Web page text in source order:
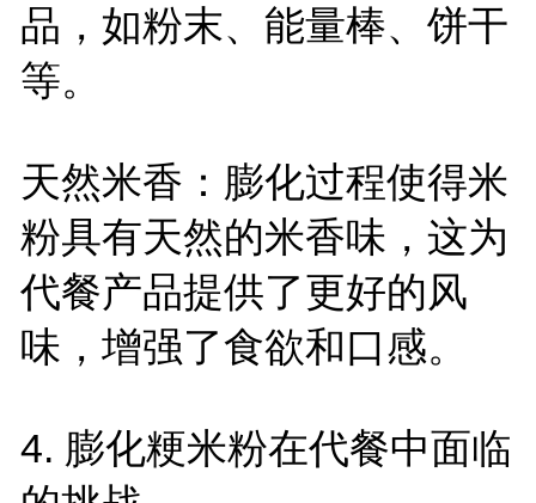
品，如粉末、能量棒、饼干
等。
天然米香：膨化过程使得米
粉具有天然的米香味，这为
代餐产品提供了更好的风
味，增强了食欲和口感。
4. 膨化粳米粉在代餐中面临